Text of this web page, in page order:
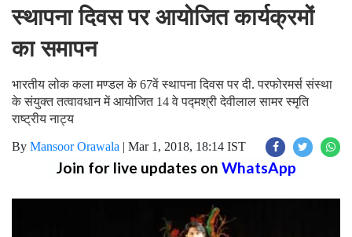
स्थापना दिवस पर आयोजित कार्यक्रमों
का समापन
भारतीय लोक कला मण्डल के 67वें स्थापना दिवस पर दी. परफोरमर्स संस्था
के संयुक्त तत्वावधान में आयोजित 14 वे पद्मश्री देवीलाल सामर स्मृति
राष्ट्रीय नाट्य
By Mansoor Orawala | Mar 1, 2018, 18:14 IST
Join for live updates onWhatsApp